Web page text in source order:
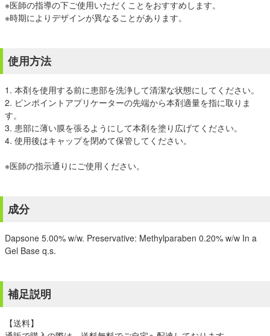
※医師の指導の下ご使用いただくことをおすすめします。
※時期によりデザインが異なることがあります。
使用方法
1. 本剤を使用する前に患部を洗浄して清潔な状態にしてください。
2. ピンポイントアプリケーターの先端から本剤適量を指に取りま
す。
3. 患部に薄い膜を張るようにして本剤を塗り広げてください。
4. 使用後はキャップを閉めて保管してください。
※医師の指示通りにご使用ください。
成分
Dapsone 5.00% w/w. Preservative: Methylparaben 0.20% w/w In a
Gel Base q.s.
補足説明
【送料】